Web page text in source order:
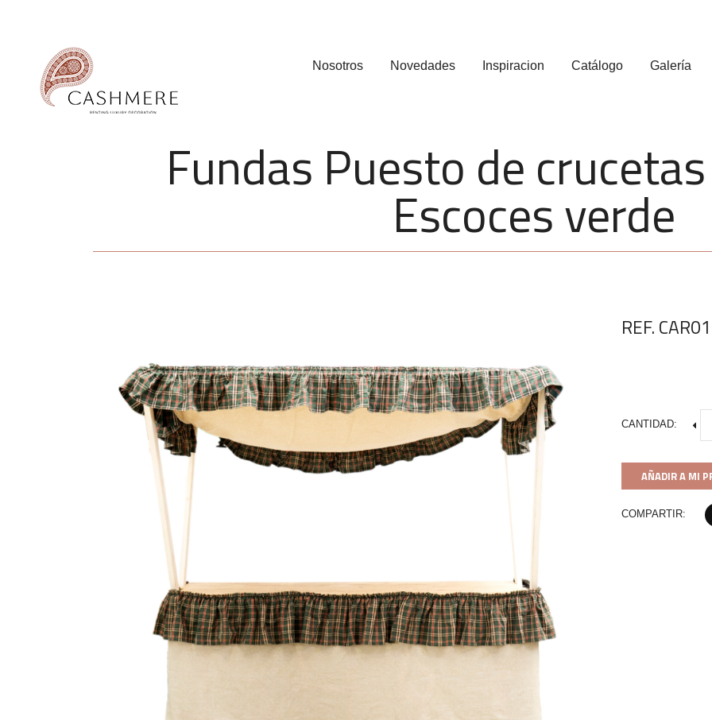
Nosotros Novedades Inspiracion Catálogo Galería
Fundas Puesto de
Escoces verde
REF.
CANTIDAD:
AÑADIR A MI
COMPARTIR: